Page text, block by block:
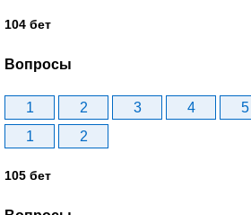
104 бет
Вопросы
1 2 3 4 5
1
2
105 бет